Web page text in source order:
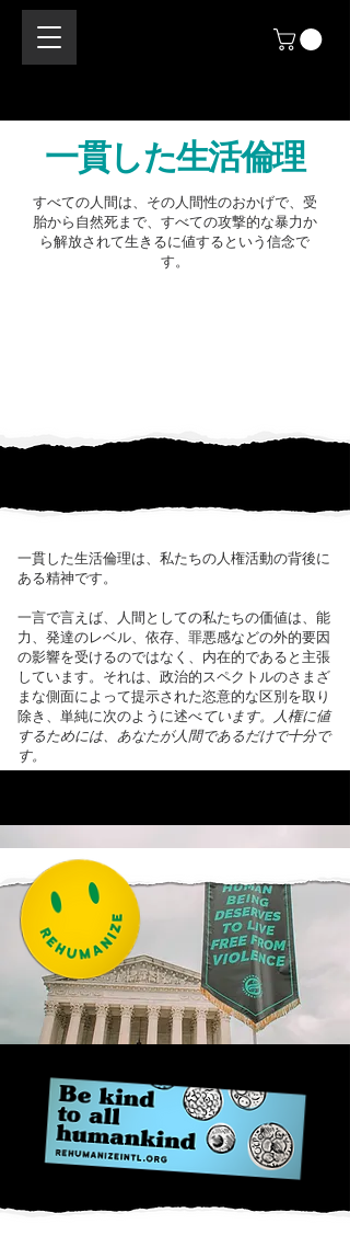
一貫した生活倫理
すべての人間は、その人間性のおかげで、受
胎から自然死まで、すべての攻撃的な暴力か
ら解放されて生きるに値するという信念で
す。
一貫した生活倫理は、私たちの人権活動の背後に
ある精神です。
一言で言えば、人間としての私たちの価値は、能
力、発達のレベル、依存、罪悪感などの外的要因
の影響を受けるのではなく、内在的であると主張
しています。それは、政治的スペクトルのさまざ
まな側面によって提示された恣意的な区別を取り
除き、単純に次のように述べています。人権に値
するためには、あなたが人間であるだけで十分で
す。